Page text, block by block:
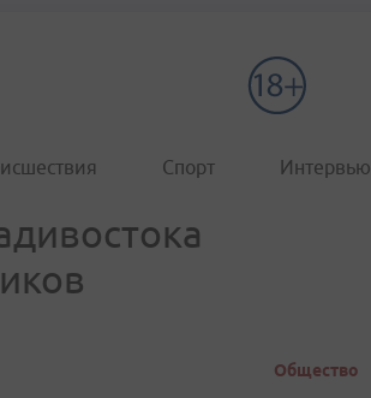
Спорт Интервью
Общество